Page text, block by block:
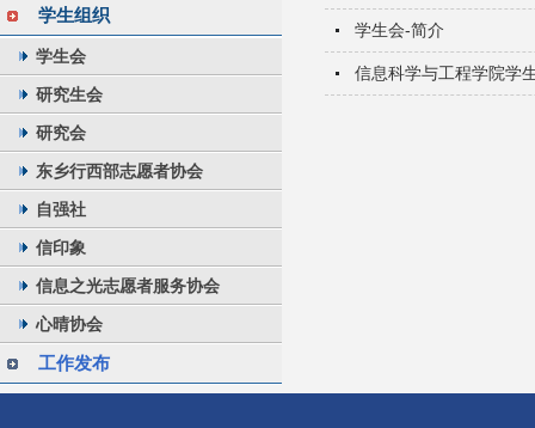
学生组织
学生会
研究生会
研究会
东乡行西部志愿者协会
自强社
信印象
信息之光志愿者服务协会
心晴协会
工作发布
学生会-简介
信息科学与工程学院学